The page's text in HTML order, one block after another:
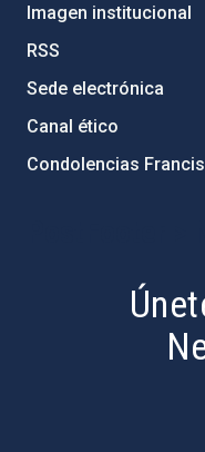
Imagen institucional
RSS
Sede electrónica
Canal ético
Condolencias